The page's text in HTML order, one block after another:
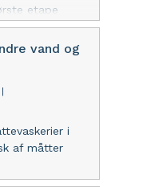
etape
og
vand og
i
af måtter